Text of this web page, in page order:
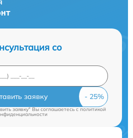
со
заявку
заявку" Вы соглашаетесь cполитикой